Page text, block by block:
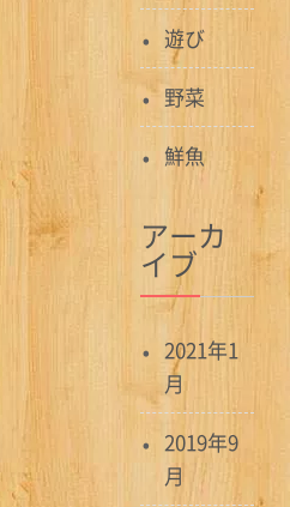
遊び
野菜
鮮魚
アーカ
イブ
2021年1
月
2019年9
月